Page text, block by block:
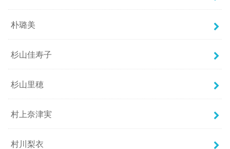
朴璐美
杉山佳寿子
杉山里穂
村上奈津実
村川梨衣